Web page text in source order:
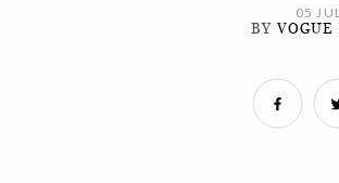
05
BYVOGUE